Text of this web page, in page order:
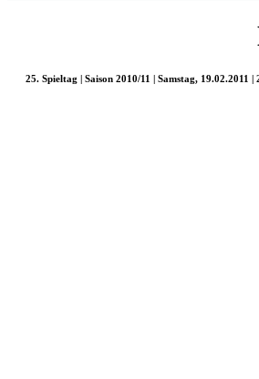
25. Spieltag | Saison 2010/11 | Samstag, 19.02.2011